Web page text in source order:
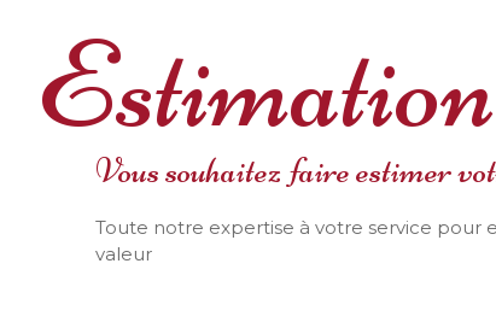
Estimation
Vous souhaitez faire estimer
Toute notre expertise à votre service pour
valeur